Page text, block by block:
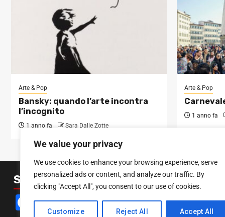
We value your privacy
We use cookies to enhance your browsing experience, serve
personalized ads or content, and analyze our traffic. By
clicking "Accept All", you consent to our use of cookies.
Customize Reject All Accept All
Arte & Pop
Bansky: quando l’arte incontra
l’incognito
1 anno fa Sara Dalle Zotte
Arte & Pop
1 anno fa
SEGUICI SUI SOCIAL
Facebook
Instagram
YouTube